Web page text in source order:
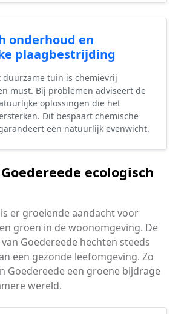
onderhoud en
plaagbestrijding
duurzame tuin is chemievrij
must. Bij problemen adviseert de
oplossingen die het
Dit bespaart chemische
een natuurlijk evenwicht.
ecologisch
er groeiende aandacht voor
groen in de woonomgeving. De
Goedereede hechten steeds
een gezonde leefomgeving. Zo
Goedereede een groene bijdrage
wereld.